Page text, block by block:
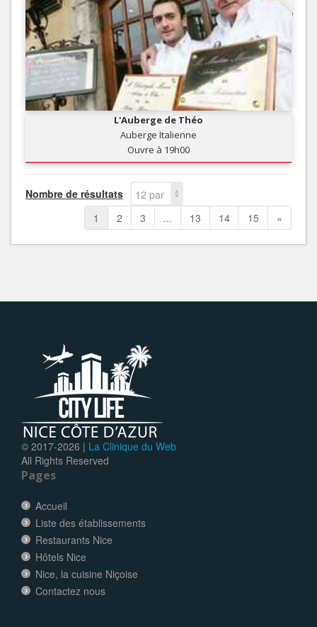
L'Auberge de Théo
Auberge Italienne
Ouvre à 19h00
Nombre de résultats
12 par
page
1 2 3 ... 13 14 15 »
© 2017-2026 | La Clinique du Web
All Rights Reserved
Pages
Accueil
Liste des établissements
Restaurants Nice
Hôtels Nice
Nice, la cuisine Niçoise
Contactez nous